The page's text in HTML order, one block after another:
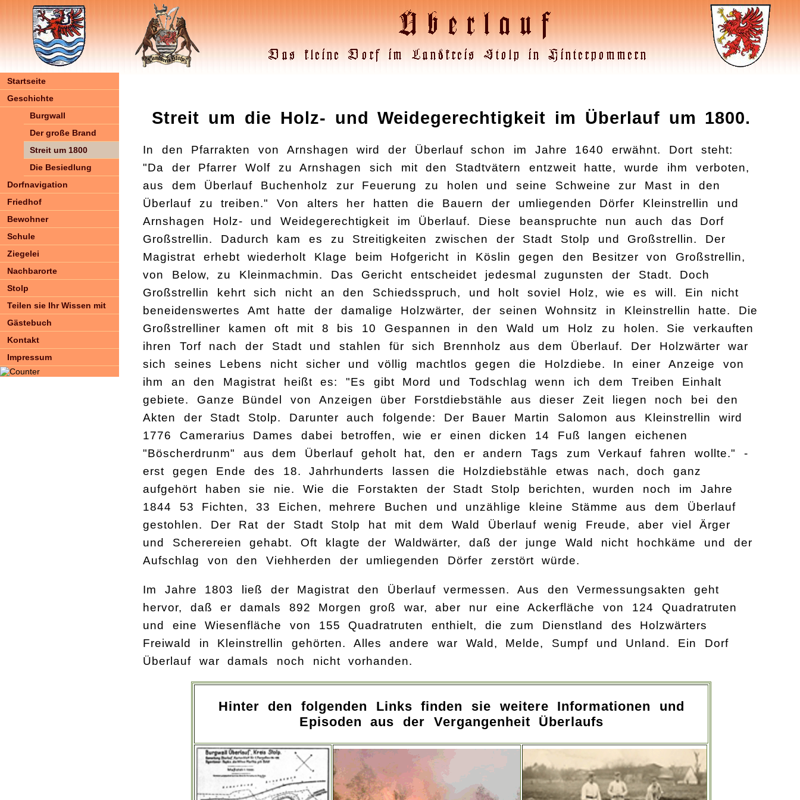
Startseite
Geschichte
Burgwall
Der große Brand
Streit um 1800
Die Besiedlung
Dorfnavigation
Friedhof
Bewohner
Schule
Ziegelei
Nachbarorte
Stolp
Teilen sie Ihr Wissen mit
Gästebuch
Kontakt
Impressum
Streit um die Holz- und Weidegerechtigkeit im Überlauf um 1800.
In den Pfarrakten von Arnshagen wird der Überlauf schon im Jahre 1640 erwähnt. Dort steht:
"Da der Pfarrer Wolf zu Arnshagen sich mit den Stadtvätern entzweit hatte, wurde ihm verboten,
aus dem Überlauf Buchenholz zur Feuerung zu holen und seine Schweine zur Mast in den
Überlauf zu treiben." Von alters her hatten die Bauern der umliegenden Dörfer Kleinstrellin und
Arnshagen Holz- und Weidegerechtigkeit im Überlauf. Diese beanspruchte nun auch das Dorf
Großstrellin. Dadurch kam es zu Streitigkeiten zwischen der Stadt Stolp und Großstrellin. Der
Magistrat erhebt wiederholt Klage beim Hofgericht in Köslin gegen den Besitzer von Großstrellin,
von Below, zu Kleinmachmin. Das Gericht entscheidet jedesmal zugunsten der Stadt. Doch
Großstrellin kehrt sich nicht an den Schiedsspruch, und holt soviel Holz, wie es will. Ein nicht
beneidenswertes Amt hatte der damalige Holzwärter, der seinen Wohnsitz in Kleinstrellin hatte. Die
Großstrelliner kamen oft mit 8 bis 10 Gespannen in den Wald um Holz zu holen. Sie verkauften
ihren Torf nach der Stadt und stahlen für sich Brennholz aus dem Überlauf. Der Holzwärter war
sich seines Lebens nicht sicher und völlig machtlos gegen die Holzdiebe. In einer Anzeige von
ihm an den Magistrat heißt es: "Es gibt Mord und Todschlag wenn ich dem Treiben Einhalt
gebiete. Ganze Bündel von Anzeigen über Forstdiebstähle aus dieser Zeit liegen noch bei den
Akten der Stadt Stolp. Darunter auch folgende: Der Bauer Martin Salomon aus Kleinstrellin wird
1776 Camerarius Dames dabei betroffen, wie er einen dicken 14 Fuß langen eichenen
"Böscherdrunm" aus dem Überlauf geholt hat, den er andern Tags zum Verkauf fahren wollte." -
erst gegen Ende des 18. Jahrhunderts lassen die Holzdiebstähle etwas nach, doch ganz
aufgehört haben sie nie. Wie die Forstakten der Stadt Stolp berichten, wurden noch im Jahre
1844 53 Fichten, 33 Eichen, mehrere Buchen und unzählige kleine Stämme aus dem Überlauf
gestohlen. Der Rat der Stadt Stolp hat mit dem Wald Überlauf wenig Freude, aber viel Ärger
und Scherereien gehabt. Oft klagte der Waldwärter, daß der junge Wald nicht hochkäme und der
Aufschlag von den Viehherden der umliegenden Dörfer zerstört würde.
Im Jahre 1803 ließ der Magistrat den Überlauf vermessen. Aus den Vermessungsakten geht
hervor, daß er damals 892 Morgen groß war, aber nur eine Ackerfläche von 124 Quadratruten
und eine Wiesenfläche von 155 Quadratruten enthielt, die zum Dienstland des Holzwärters
Freiwald in Kleinstrellin gehörten. Alles andere war Wald, Melde, Sumpf und Unland. Ein Dorf
Überlauf war damals noch nicht vorhanden.
Hinter den folgenden Links finden sie weitere Informationen und
Episoden aus der Vergangenheit Überlaufs